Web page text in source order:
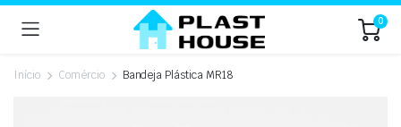
0
Início Comércio Bandeja Plástica MR18